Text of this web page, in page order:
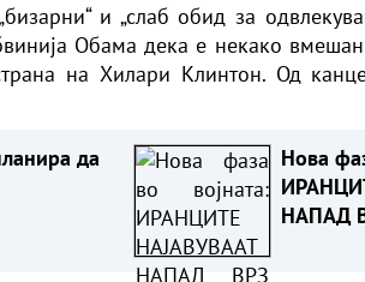
и „слаб обид за
Обама дека е некако
на Хилари Клинтон. Од
да
Нова
НАПАД